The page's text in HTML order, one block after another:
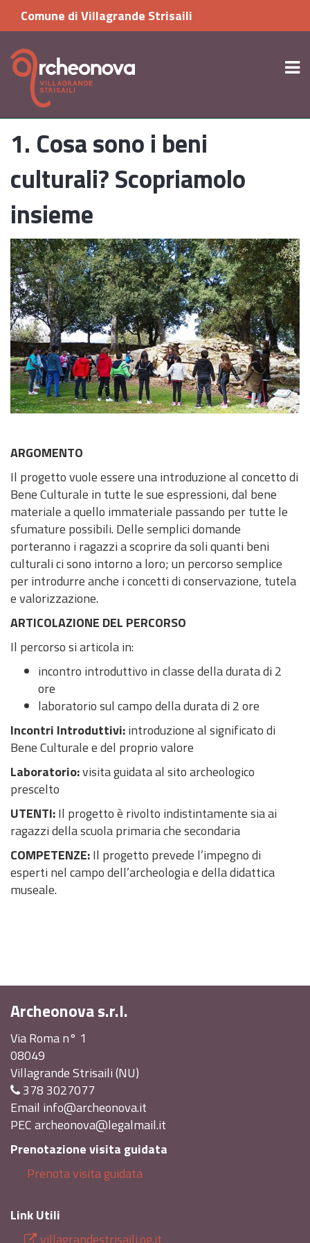
Comune di Villagrande Strisaili
1. Cosa sono i beni
culturali? Scopriamolo
insieme
ARGOMENTO
Il progetto vuole essere una introduzione al concetto di
Bene Culturale in tutte le sue espressioni, dal bene
materiale a quello immateriale passando per tutte le
sfumature possibili. Delle semplici domande
porteranno i ragazzi a scoprire da soli quanti beni
culturali ci sono intorno a loro; un percorso semplice
per introdurre anche i concetti di conservazione, tutela
e valorizzazione.
ARTICOLAZIONE DEL PERCORSO
Il percorso si articola in:
incontro introduttivo in classe della durata di 2
ore
laboratorio sul campo della durata di 2 ore
Incontri Introduttivi:introduzione al significato di
Bene Culturale e del proprio valore
Laboratorio:visita guidata al sito archeologico
prescelto
UTENTI:Il progetto è rivolto indistintamente sia ai
ragazzi della scuola primaria che secondaria
COMPETENZE:Il progetto prevede l’impegno di
esperti nel campo dell’archeologia e della didattica
museale.
Archeonova s.r.l.
Via Roma n° 1
08049
Villagrande Strisaili (NU)
378 3027077
Email info@archeonova.it
PECarcheonova@legalmail.it
Prenotazione visita guidata
Prenota visita guidata
Link Utili